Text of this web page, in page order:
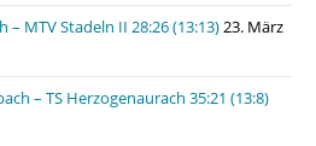
– MTV Stadeln II 28:26 (13:13)23. März
– TS Herzogenaurach 35:21 (13:8)